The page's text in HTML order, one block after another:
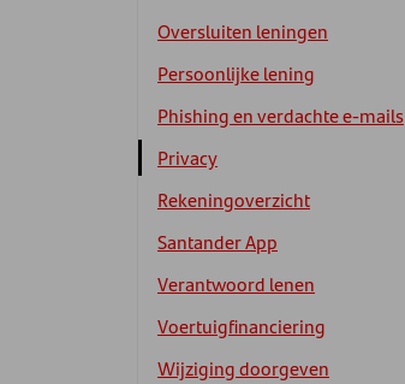
Oversluiten leningen
Persoonlijke lening
Phishing en verdachte e-mails
Privacy
Rekeningoverzicht
Santander App
Verantwoord lenen
Voertuigfinanciering
Wijziging doorgeven